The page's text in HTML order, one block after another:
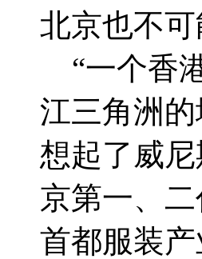
北京也不
“一个香
江三角洲
想起了威
京第一、
首都服装